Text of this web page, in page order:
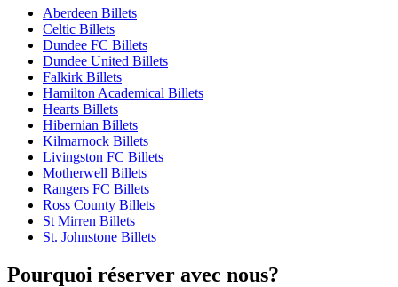
Aberdeen Billets
Celtic Billets
Dundee FC Billets
Dundee United Billets
Falkirk Billets
Hamilton Academical Billets
Hearts Billets
Hibernian Billets
Kilmarnock Billets
Livingston FC Billets
Motherwell Billets
Rangers FC Billets
Ross County Billets
St Mirren Billets
St. Johnstone Billets
Pourquoi réserver avec nous?